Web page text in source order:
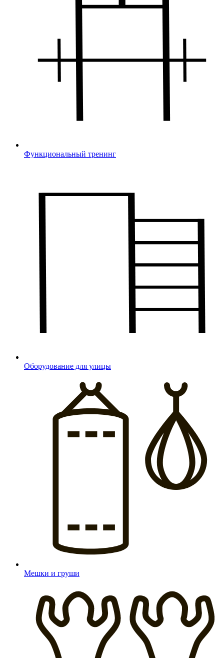
Функциональный тренинг
Оборудование для улицы
Мешки и груши